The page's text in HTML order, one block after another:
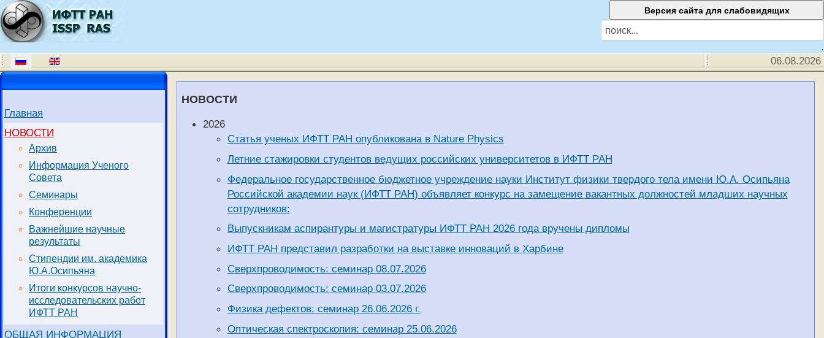
.
06.08.2026
Главная
НОВОСТИ
Архив
Информация Ученого
Совета
Семинары
Конференции
Важнейшие научные
результаты
Стипендии им. академика
Ю.А.Осипьяна
Итоги конкурсов научно-
исследовательских работ
ИФТТ РАН
ОБЩАЯ ИНФОРМАЦИЯ
НОВОСТИ
2026
Статья ученых ИФТТ РАН опубликована в Nature Physics
Летние стажировки студентов ведущих российских университетов в ИФТТ РАН
Федеральное государственное бюджетное учреждение науки Институт физики твердого тела имени Ю.А. Осипьяна
Российской академии наук (ИФТТ РАН) объявляет конкурс на замещение вакантных должностей младших научных
сотрудников:
Выпускникам аспирантуры и магистратуры ИФТТ РАН 2026 года вручены дипломы
ИФТТ РАН представил разработки на выставке инноваций в Харбине
Сверхпроводимость: семинар 08.07.2026
Сверхпроводимость: семинар 03.07.2026
Физика дефектов: семинар 26.06.2026 г.
Оптическая спектроскопия: семинар 25.06.2026